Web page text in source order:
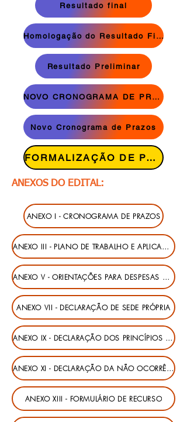
Resultado final
Homologação do Resultado Final
Resultado Preliminar
NOVO CRONOGRAMA DE PRAZOS
Novo Cronograma de Prazos
FORMALIZAÇÃO DE PARCERIA
ANEXOS DO EDITAL:
ANEXO I - CRONOGRAMA DE PRAZOS
ANEXO III - PLANO DE TRABALHO E APLICAÇÃO
ANEXO V - ORIENTAÇÕES PARA DESPESAS COM PEQUENOS REPAROS
ANEXO VII - DECLARAÇÃO DE SEDE PRÓPRIA
ANEXO IX - DECLARAÇÃO DOS PRINCÍPIOS DE CONTABILIDADE
ANEXO XI - DECLARAÇÃO DA NÃO OCORRÊNCIA DE IMPEDIMENTOS
ANEXO XIII - FORMULÁRIO DE RECURSO